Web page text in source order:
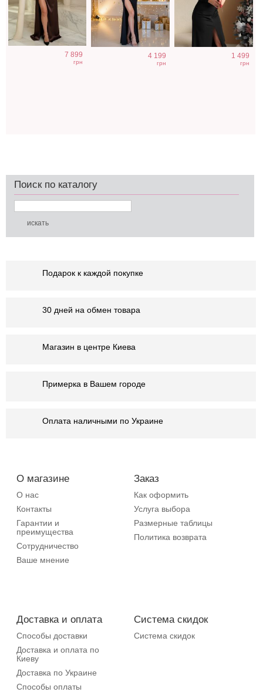
7 899
грн
4 199
грн
1 499
грн
Поиск по каталогу
Подарок к каждой покупке
30 дней на обмен товара
Магазин в центре Киева
Примерка в Вашем городе
Оплата наличными по Украине
О магазине
О нас
Контакты
Гарантии и
преимущества
Сотрудничество
Ваше мнение
Заказ
Как оформить
Услуга выбора
Размерные таблицы
Политика возврата
Доставка и оплата
Способы доставки
Доставка и оплата по
Киеву
Доставка по Украине
Способы оплаты
Система скидок
Система скидок